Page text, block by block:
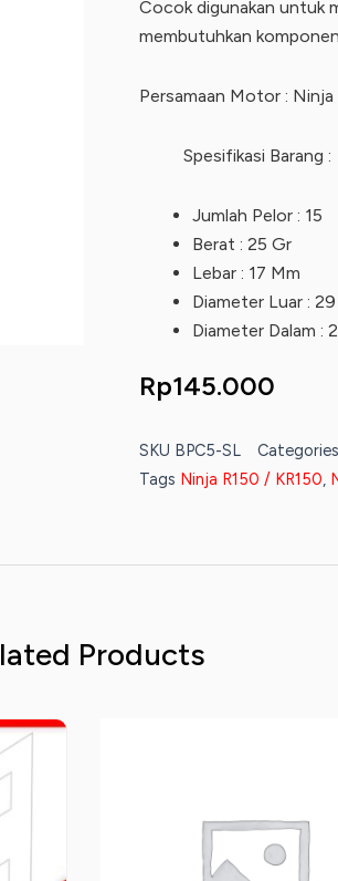
Cocok digunakan untuk
membutuhkan
Persamaan Motor : Ninja
Spesifikasi Barang :
Jumlah Pelor : 15
Berat : 25 Gr
Lebar : 17 Mm
Diameter Luar :
Diameter Dalam :
Rp145.000
SKU BPC5-SL Categories
Tags Ninja R150 / KR150,
Products